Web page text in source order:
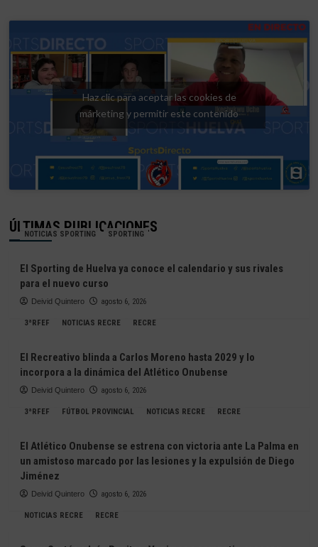
Haz clic para aceptar las cookies de
márketing y permitir este contenido
ÚLTIMAS PUBLICACIONES
NOTICIAS SPORTING SPORTING
El Sporting de Huelva ya conoce el calendario y sus rivales
para el nuevo curso
Deivid Quintero agosto 6, 2026
3ªRFEF NOTICIAS RECRE RECRE
El Recreativo blinda a Carlos Moreno hasta 2029 y lo
incorpora a la dinámica del Atlético Onubense
Deivid Quintero agosto 6, 2026
3ªRFEF FÚTBOL PROVINCIAL NOTICIAS RECRE RECRE
El Atlético Onubense se estrena con victoria ante La Palma en
un amistoso marcado por las lesiones y la expulsión de Diego
Jiménez
Deivid Quintero agosto 6, 2026
NOTICIAS RECRE RECRE